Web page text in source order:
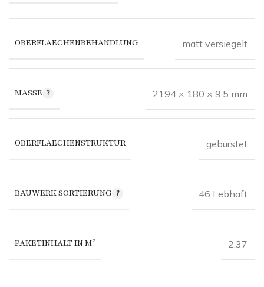
OBERFLAECHENBEHANDLUNG matt versiegelt
MASSE 2194 × 180 × 9.5 mm
OBERFLAECHENSTRUKTUR gebürstet
BAUWERK SORTIERUNG 46 Lebhaft
PAKETINHALT IN M² 2.37